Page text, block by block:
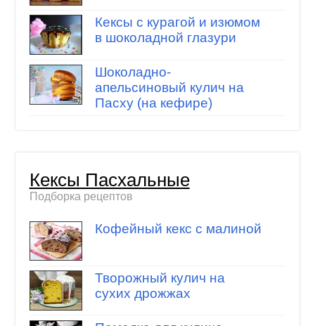
Кексы с курагой и изюмом
в шоколадной глазури
Шоколадно-
апельсиновый кулич на
Пасху (на кефире)
Кексы Пасхальные
Подборка рецептов
Кофейный кекс с малиной
Творожный кулич на
сухих дрожжах